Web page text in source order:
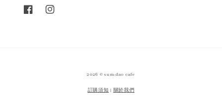
2026 © sum:dao cafe
訂購須知 | 關於我們